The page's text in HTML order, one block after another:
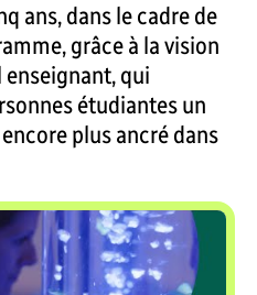
ans, dans le cadre de
grâce à la vision
qui
étudiantes un
plus ancré dans